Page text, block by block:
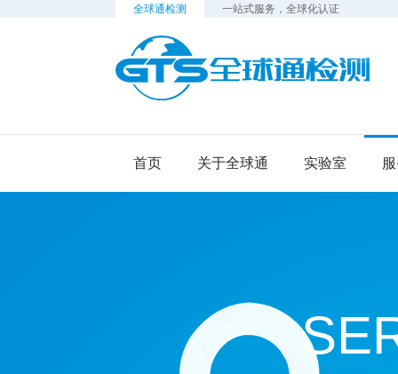
全球通检测 一站式服务，全球化认证
首页 关于全球通 实验室